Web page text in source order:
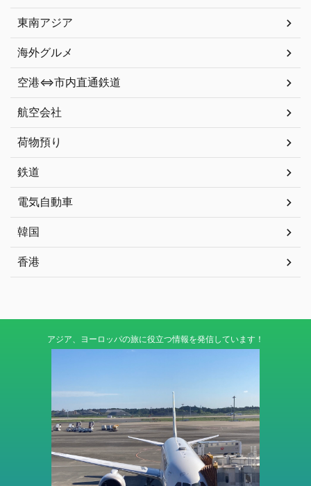
東南アジア
海外グルメ
空港⇔市内直通鉄道
航空会社
荷物預り
鉄道
電気自動車
韓国
香港
アジア、ヨーロッパの旅に役立つ情報を発信しています！